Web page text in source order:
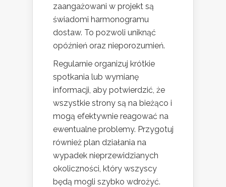
zaangażowani w projekt są
świadomi harmonogramu
dostaw. To pozwoli uniknąć
opóźnień oraz nieporozumień.
Regularnie organizuj krótkie
spotkania lub wymianę
informacji, aby potwierdzić, że
wszystkie strony są na bieżąco i
mogą efektywnie reagować na
ewentualne problemy. Przygotuj
również plan działania na
wypadek nieprzewidzianych
okoliczności, który wszyscy
będą mogli szybko wdrożyć.